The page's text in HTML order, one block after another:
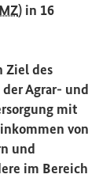
) in 16
Ziel des
Agrar- und
mit
von
und
im Bereich